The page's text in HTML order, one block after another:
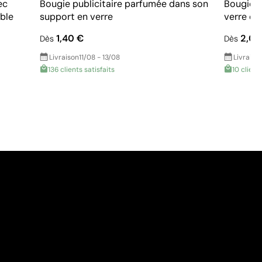
Bougie publicitaire parfumée dans son
support en verre
Dès 1,40 €
Livraison11/08 - 13/08
136 clients satisfaits
Bougie
verre
Dès
10